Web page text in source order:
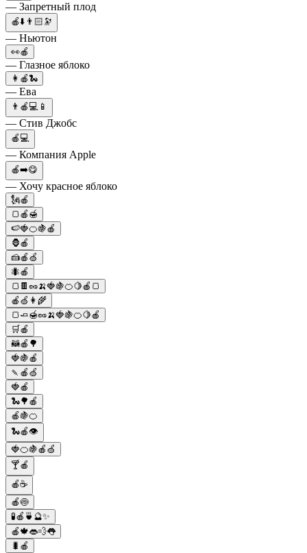
— Запретный плод
🍎⬇️👨🏻🔭
— Ньютон
👀🍎
— Глазное яблоко
👩🍎🐍
— Ева
👨🍎💻📱
— Стив Джобс
🍎💻
— Компания Apple
🍎➡️😋
— Хочу красное яблоко
🗽🍎
🍞🍎🍯
🍉🍓🍊🍇🍎
🦍🍎
🍰🍎🍏
🐜🍎
🍞🍫🥜🍌🍓🍇🍊🍋🍎🍞
🍎🍏👩‍🌾
🍞🧈🍯🥜🍌🍓🍇🍊🍋🍎
🛒🍎
🦝🍎🌳
🍓🍇🍎
🍡🍎🍏
🍓🍎
🐍🌳🍎
🍎🍇🍊
🐍🍎👁️
🍓🍊🍇🍎🍏
🍸🍎
🍎☕️
🍎🍥
🧪🍎🍵🔮✨
🍎🍁👄💨👅
🐛🍎